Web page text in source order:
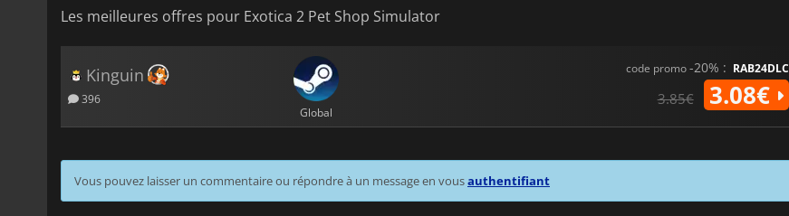
Les meilleures offres pour Exotica 2 Pet Shop Simulator
Kinguin
396
Global
code promo-20% : RAB24DLC
3.85€ 3.08€
Vous pouvez laisser un commentaire ou répondre à un message en vousauthentifiant